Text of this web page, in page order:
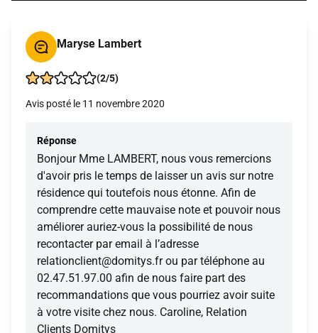
Maryse Lambert
(2/5)
Avis posté le 11 novembre 2020
Réponse
Bonjour Mme LAMBERT, nous vous remercions
d'avoir pris le temps de laisser un avis sur notre
résidence qui toutefois nous étonne. Afin de
comprendre cette mauvaise note et pouvoir nous
améliorer auriez-vous la possibilité de nous
recontacter par email à l’adresse
relationclient@domitys.fr ou par téléphone au
02.47.51.97.00 afin de nous faire part des
recommandations que vous pourriez avoir suite
à votre visite chez nous. Caroline, Relation
Clients Domitys